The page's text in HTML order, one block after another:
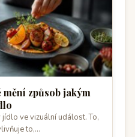
mění způsob jakým
ve vizuální událost. To,
to,…